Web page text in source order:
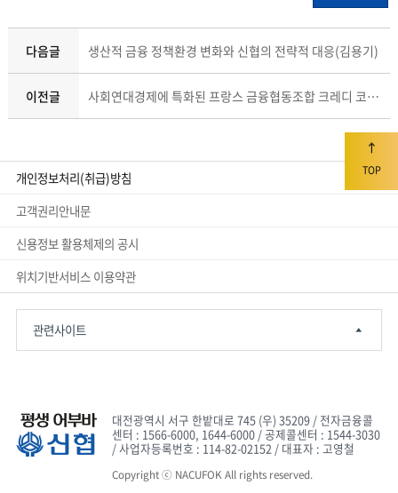
다음글 생산적 금융 정책환경 변화와 신협의 전략적 대응(김용기)
이전글 사회연대경제에 특화된 프랑스 금융협동조합 크레디 코오페라티프(손석조)
개인정보처리(취급)방침
고객권리안내문
신용정보 활용체제의 공시
위치기반서비스 이용약관
관련사이트
대전광역시 서구 한밭대로 745 (우) 35209 / 전자금융콜
센터 : 1566-6000, 1644-6000 / 공제콜센터 : 1544-3030
/ 사업자등록번호 : 114-82-02152 / 대표자 : 고영철
Copyright ⓒ NACUFOK All rights reserved.
TOP